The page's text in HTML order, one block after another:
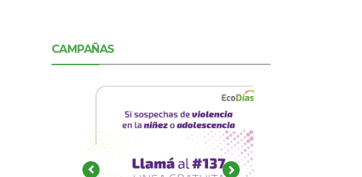
CAMPAÑAS